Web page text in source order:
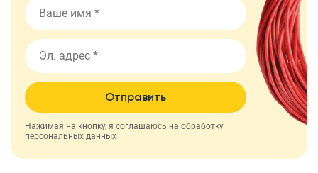
Отправить
Нажимая на кнопку, я соглашаюсь на обработку
персональных данных